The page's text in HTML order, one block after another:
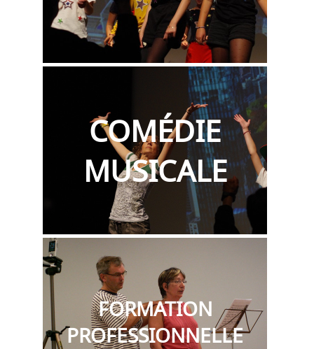
COMÉDIE
MUSICALE
FORMATION
PROFESSIONNELLE